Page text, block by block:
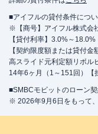
■アイフルの貸付条件につ
※【商号】アイフル株式会
【貸付利率】3.0%～
【契約限度額または貸付
高スライド元利定額リボル
14年6ヶ月（1～151回）【
■SMBCモビットのローン
※ 2026年9月6日をもって